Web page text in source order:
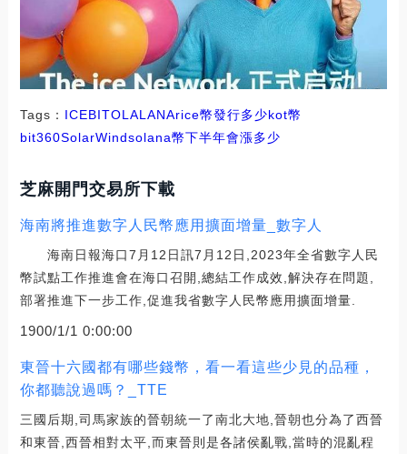
Tags： ICEBITOLALANArice幣發行多少kot幣
bit360SolarWindsolana幣下半年會漲多少
芝麻開門交易所下載
海南將推進數字人民幣應用擴面增量_數字人
海南日報海口7月12日訊7月12日,2023年全省數字人民
幣試點工作推進會在海口召開,總結工作成效,解決存在問題,
部署推進下一步工作,促進我省數字人民幣應用擴面增量.
1900/1/1 0:00:00
東晉十六國都有哪些錢幣，看一看這些少見的品種，
你都聽說過嗎？_TTE
三國后期,司馬家族的晉朝統一了南北大地,晉朝也分為了西晉
和東晉,西晉相對太平,而東晉則是各諸侯亂戰,當時的混亂程